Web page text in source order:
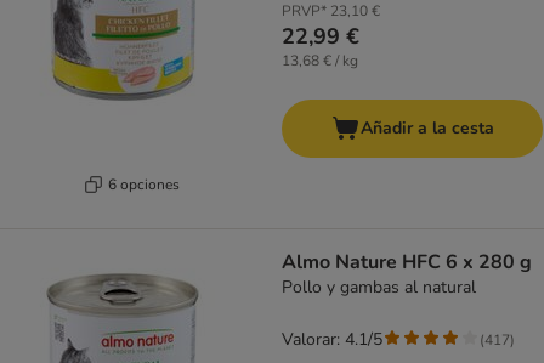
6 opciones
PRVP* 23,10 €
22,99 €
13,68 € / kg
Añadir a la cesta
Almo Nature HFC 6 x 280 g
Pollo y gambas al natural
Valorar: 4.1/5 (417)